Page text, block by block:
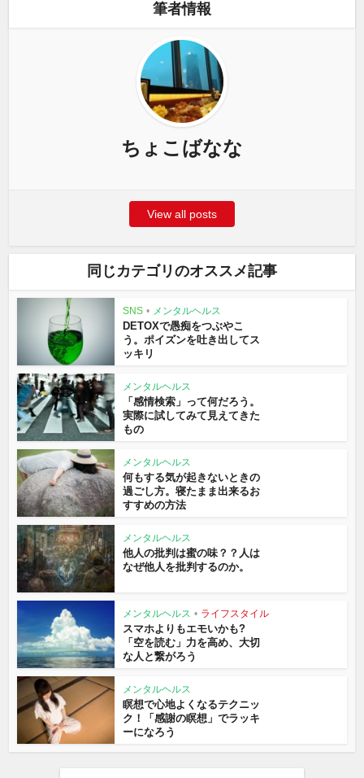
筆者情報
ちょこばなな
View all posts
同じカテゴリのオススメ記事
SNS • メンタルヘルス
DETOXで愚痴をつぶやこ
う。ポイズンを吐き出してス
ッキリ
メンタルヘルス
「感情検索」って何だろう。
実際に試してみて見えてきた
もの
メンタルヘルス
何もする気が起きないときの
過ごし方。寝たまま出来るお
すすめの方法
メンタルヘルス
他人の批判は蜜の味？？人は
なぜ他人を批判するのか。
メンタルヘルス • ライフスタイル
スマホよりもエモいかも?
「空を読む」力を高め、大切
な人と繋がろう
メンタルヘルス
瞑想で心地よくなるテクニッ
ク！「感謝の瞑想」でラッキ
ーになろう